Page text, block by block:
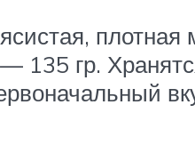
плотная
135 гр.